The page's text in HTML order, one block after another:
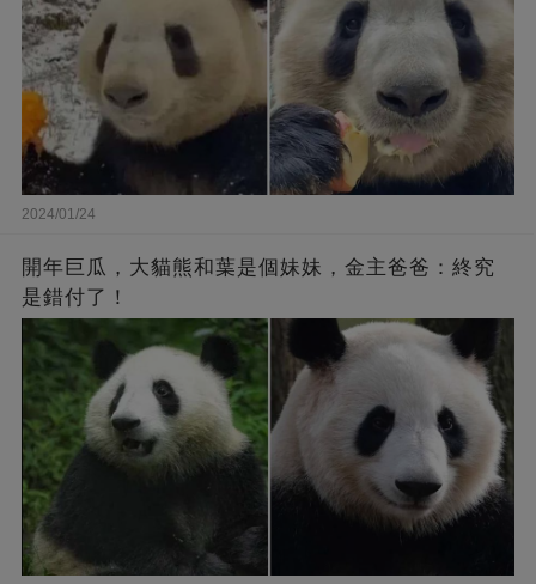
2024/01/24
開年巨瓜，大貓熊和葉是個妹妹，金主爸爸：終究
是錯付了！